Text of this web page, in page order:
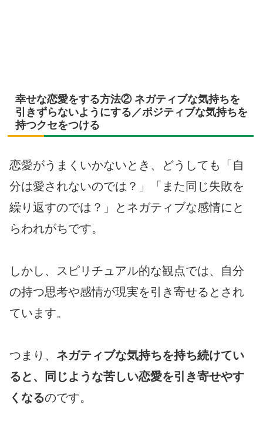
幸せな恋愛をする方法② ネガティブな気持ちを
引きずらないようにする／ポジティブな気持ちを
持つクセをつける
恋愛がうまくいかないとき、どうしても「自
分は愛されないのでは？」「また同じ失敗を
繰り返すのでは？」とネガティブな感情にと
らわれがちです。
しかし、スピリチュアル的な観点では、自分
の持つ思考や感情が現実を引き寄せるとされ
ています。
つまり、 ネガティブな気持ちを持ち続けてい
ると、同じような苦しい恋愛を引き寄せやす
くなるのです。